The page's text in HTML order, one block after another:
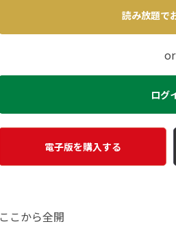
読み放題で
or
ログ
電子版を購入する
ここから全開